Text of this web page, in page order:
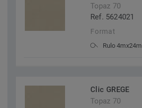
Topaz 70
Ref. 5624021
Format
Rulo 4mx24m
Clic GREGE
Topaz 70